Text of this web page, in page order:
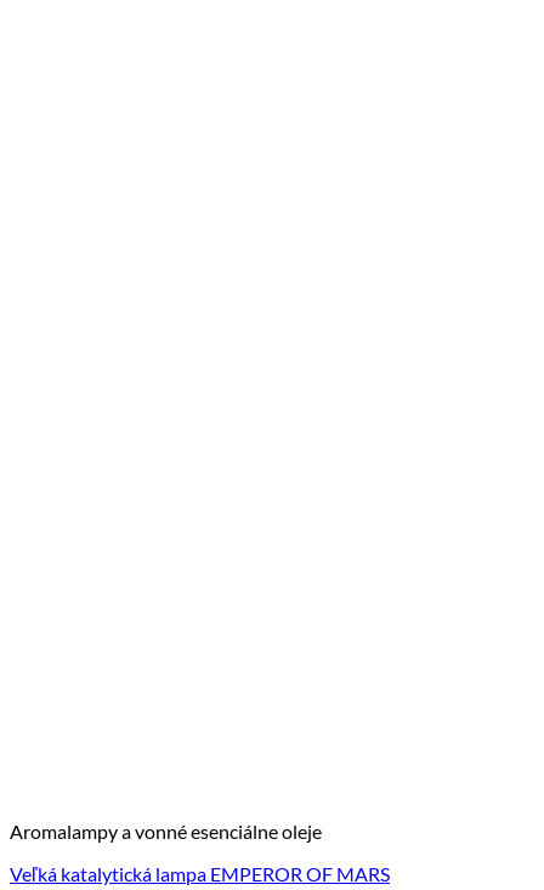
Aromalampy a vonné esenciálne oleje
Veľká katalytická lampa EMPEROR OF MARS